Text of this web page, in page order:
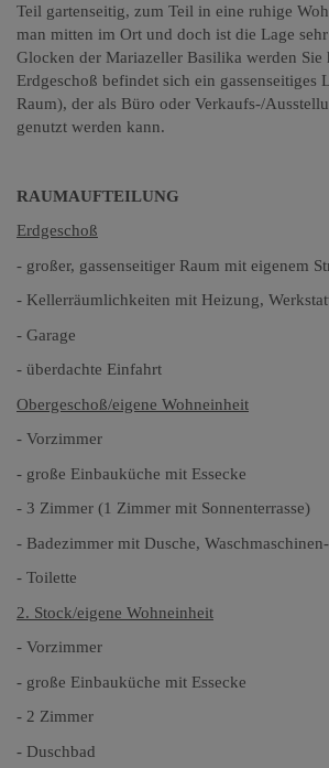
Teil gartenseitig, zum Teil in eine ruhige
man mitten im Ort und doch ist die Lage
Glocken der Mariazeller Basilika werden Sie
Erdgeschoß befindet sich ein gassenseitiges
Raum), der als Büro oder Verkaufs-/
genutzt werden kann.
RAUMAUFTEILUNG
Erdgeschoß
- großer, gassenseitiger Raum mit eigenem
- Kellerräumlichkeiten mit Heizung,
- Garage
- überdachte Einfahrt
Obergeschoß/eigene Wohneinheit
- Vorzimmer
- große Einbauküche mit Essecke
- 3 Zimmer (1 Zimmer mit Sonnenterrasse)
- Badezimmer mit Dusche,
- Toilette
2. Stock/eigene Wohneinheit
- Vorzimmer
- große Einbauküche mit Essecke
- 2 Zimmer
- Duschbad